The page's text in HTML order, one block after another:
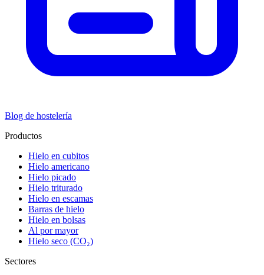
Blog de hostelería
Productos
Hielo en cubitos
Hielo americano
Hielo picado
Hielo triturado
Hielo en escamas
Barras de hielo
Hielo en bolsas
Al por mayor
Hielo seco (CO₂)
Sectores